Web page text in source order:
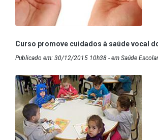
Curso promove cuidados à saúde vocal
Publicado em: 30/12/2015 10h38 - em Saúde Escolar